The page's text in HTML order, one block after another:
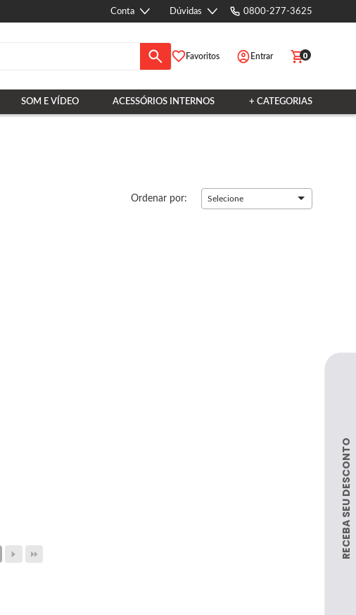
Conta Dúvidas 0800-277-3625
Favoritos Entrar 0
SOM E VÍDEO ACESSÓRIOS INTERNOS + CATEGORIAS
Ordenar por: Selecione